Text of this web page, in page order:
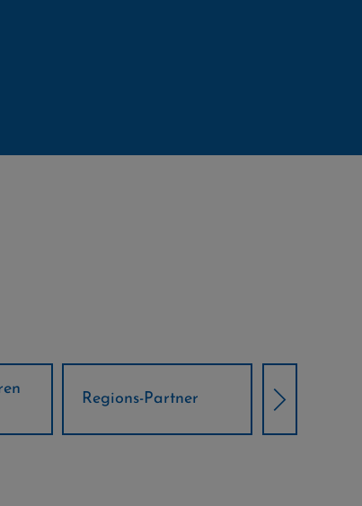
Örtliche Weltcup-
Partner
Klima